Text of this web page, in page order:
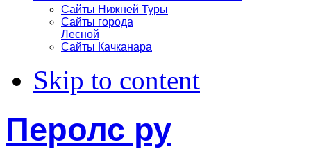
Сайты Нижней Туры
Сайты города
Лесной
Сайты Качканара
Skip to content
Перолс ру